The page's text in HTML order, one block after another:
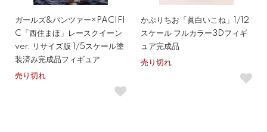
ガールズ&パンツァー×PACIFI
C「西住まほ」レースクイーン
ver. リサイズ版 1/5スケール塗
装済み完成品フィギュア
売り切れ
かぷりちお「眞白いこね」1/12
スケール フルカラー3Dフィギ
ュア完成品
売り切れ